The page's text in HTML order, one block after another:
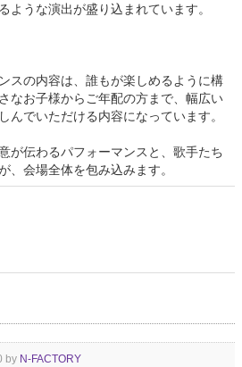
ような演出が盛り込まれています。
スの内容は、誰もが楽しめるように構
なお子様からご年配の方まで、幅広い
んでいただける内容になっています。
が伝わるパフォーマンスと、歌手たち
、会場全体を包み込みます。
by N-FACTORY